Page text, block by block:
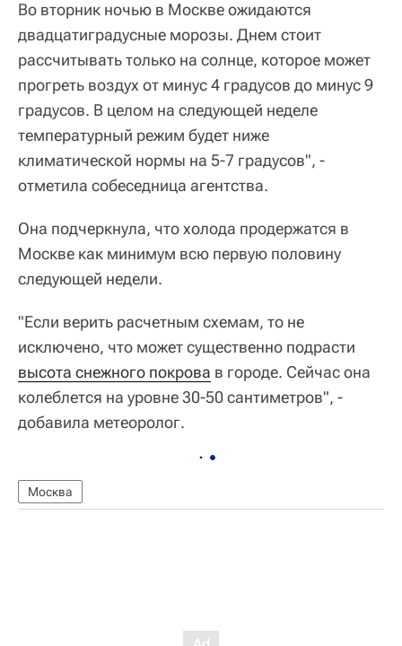
Во вторник ночью в Москве ожидаются
двадцатиградусные морозы. Днем стоит
рассчитывать только на солнце, которое может
прогреть воздух от минус 4 градусов до минус 9
градусов. В целом на следующей неделе
температурный режим будет ниже
климатической нормы на 5-7 градусов", -
отметила собеседница агентства.
Она подчеркнула, что холода продержатся в
Москве как минимум всю первую половину
следующей недели.
"Если верить расчетным схемам, то не
исключено, что может существенно подрасти
высота снежного покрова в городе. Сейчас она
колеблется на уровне 30-50 сантиметров", -
добавила метеоролог.
Москва